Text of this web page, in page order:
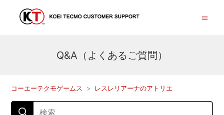
Q&A（よくあるご質問）
コーエーテクモゲームス レスレリアーナのアトリエ